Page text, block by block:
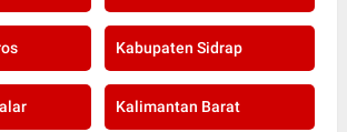
Kabupaten Sidrap
Kalimantan Barat